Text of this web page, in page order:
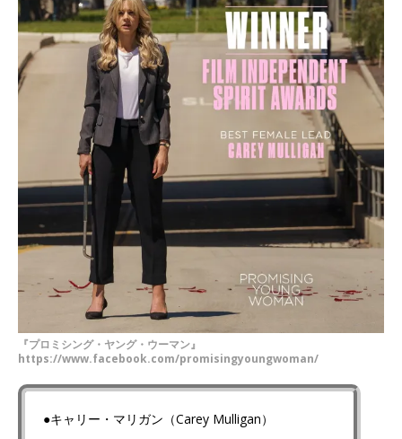
『プロミシング・ヤング・ウーマン』
https://www.facebook.com/promisingyoungwoman/
●キャリー・マリガン（Carey Mulligan）